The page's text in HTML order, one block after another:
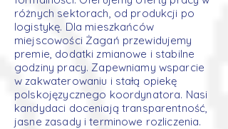
różnych sektorach, od produkcji po
logistykę. Dla mieszkańców
miejscowości Żagań przewidujemy
premie, dodatki zmianowe i stabilne
godziny pracy. Zapewniamy wsparcie
w zakwaterowaniu i stałą opiekę
polskojęzycznego koordynatora. Nasi
kandydaci doceniają transparentność,
jasne zasady i terminowe rozliczenia.